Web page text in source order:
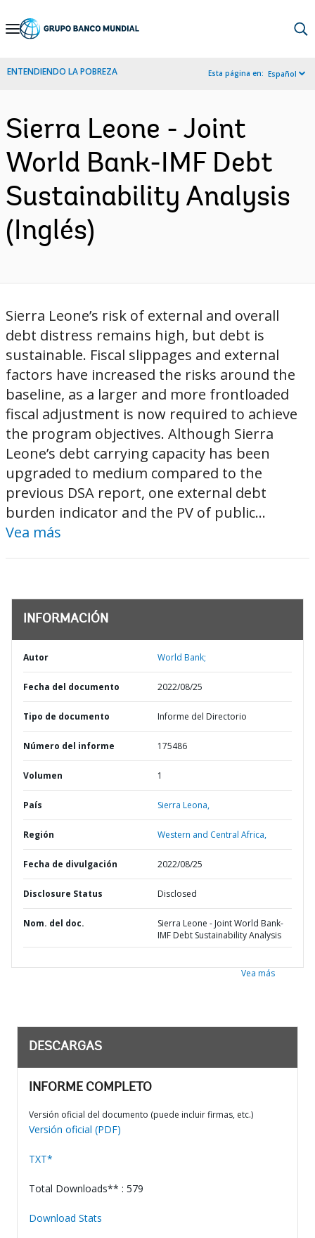
Skip
Navigation
ENTENDIENDO LA POBREZA Esta página en: Español
Sierra Leone - Joint
World Bank-IMF Debt
Sustainability Analysis
(Inglés)
Sierra Leone’s risk of external and overall
debt distress remains high, but debt is
sustainable. Fiscal slippages and external
factors have increased the risks around the
baseline, as a larger and more frontloaded
fiscal adjustment is now required to achieve
the program objectives. Although Sierra
Leone’s debt carrying capacity has been
upgraded to medium compared to the
previous DSA report, one external debt
burden indicator and the PV of public...
Vea más
INFORMACIÓN
Autor World Bank;
Fecha del documento 2022/08/25
Tipo de documento Informe del Directorio
Número del informe 175486
Volumen 1
País Sierra Leona,
Región Western and Central Africa,
Fecha de divulgación 2022/08/25
Disclosure Status Disclosed
Nom. del doc.
Sierra Leone - Joint World Bank-
IMF Debt Sustainability Analysis
Vea más
DESCARGAS
INFORME COMPLETO
Versión oficial del documento (puede incluir firmas, etc.)
Versión oficial (PDF)
TXT*
Total Downloads** : 579
Download Stats